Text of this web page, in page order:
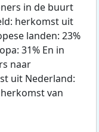
in de buurt
herkomst uit
landen: 23%
31% En in
naar
uit Nederland:
van